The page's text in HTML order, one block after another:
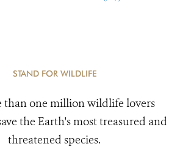
STAND FOR WILDLIFE
than one million wildlife lovers
the Earth's most treasured and
threatened species.